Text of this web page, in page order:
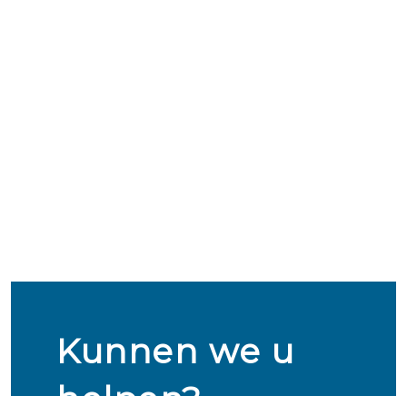
Kunnen we u